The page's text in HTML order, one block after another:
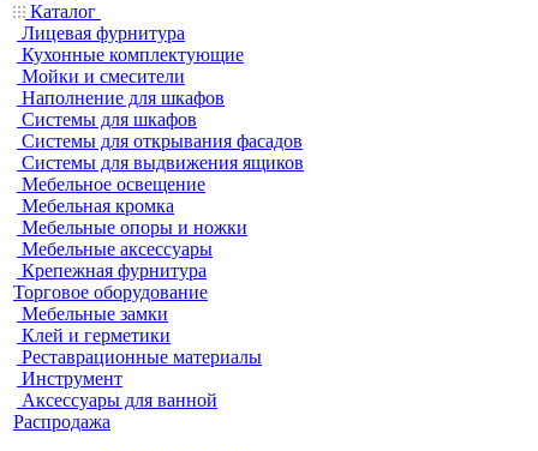
Каталог
Лицевая фурнитура
Кухонные комплектующие
Мойки и смесители
Наполнение для шкафов
Системы для шкафов
Системы для открывания фасадов
Системы для выдвижения ящиков
Мебельное освещение
Мебельная кромка
Мебельные опоры и ножки
Мебельные аксессуары
Крепежная фурнитура
Торговое оборудование
Мебельные замки
Клей и герметики
Реставрационные материалы
Инструмент
Аксессуары для ванной
Распродажа